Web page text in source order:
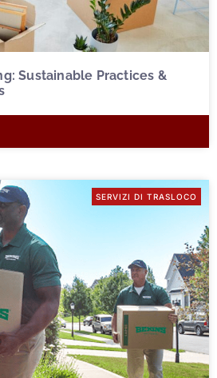
Sustainable Practices &
SERVIZI DI TRASLOCO